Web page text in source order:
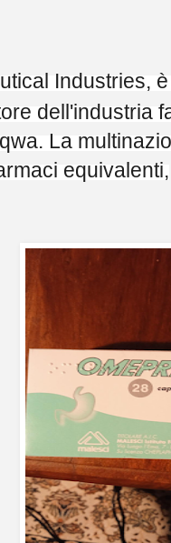
Industries,
dell'industria
La
equivalenti,